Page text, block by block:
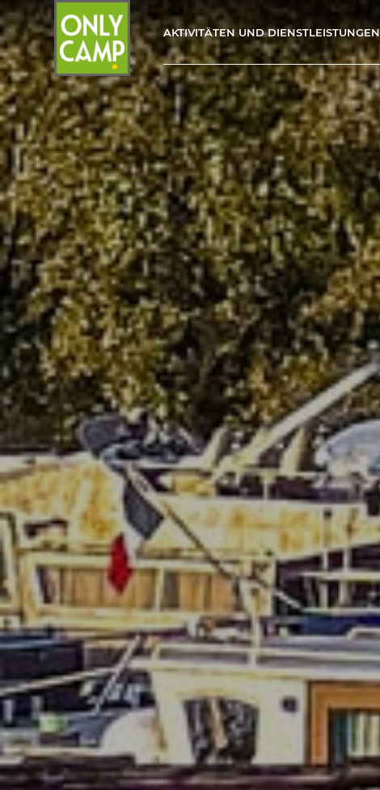
AKTIVITÄTEN UND DIENSTLEISTUNGEN